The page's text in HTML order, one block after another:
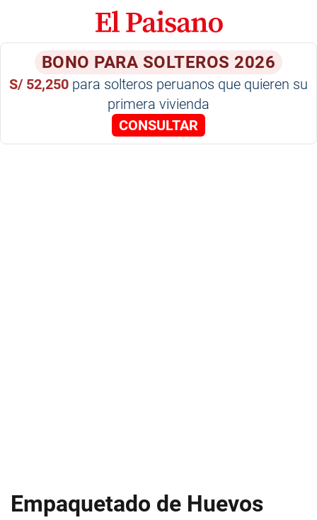
BONO PARA SOLTEROS 2026
S/ 52,250 para solteros peruanos que quieren su
primera vivienda
CONSULTAR
Empaquetado de Huevos